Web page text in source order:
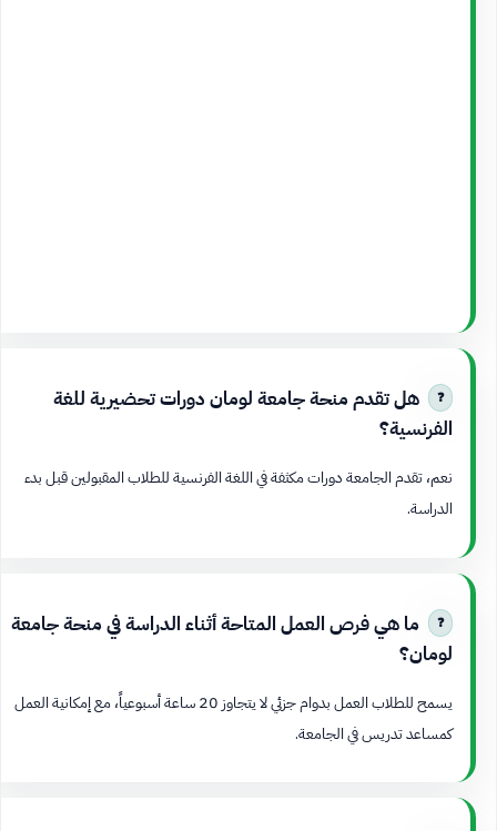
هل تقدم منحة جامعة لومان دورات تحضيرية للغة
الفرنسية؟
نعم، تقدم الجامعة دورات مكثفة في اللغة الفرنسية للطلاب المقبولين قبل بدء
الدراسة.
ما هي فرص العمل المتاحة أثناء الدراسة في منحة جامعة
لومان؟
يسمح للطلاب العمل بدوام جزئي لا يتجاوز 20 ساعة أسبوعياً، مع إمكانية العمل
كمساعد تدريس في الجامعة.